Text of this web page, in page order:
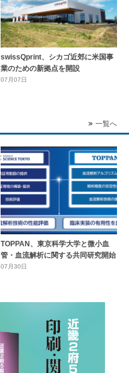
swissQprint、シカゴ近郊に⽶国事
業のための新拠点を開設
07月07日
一覧へ
TOPPAN、東京科学大学と微小血
管・血流解析に関する共同研究開始
07月30日